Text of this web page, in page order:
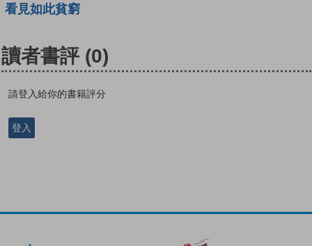
看見如此貧窮
讀者書評 (0)
請登入給你的書籍評分
登入